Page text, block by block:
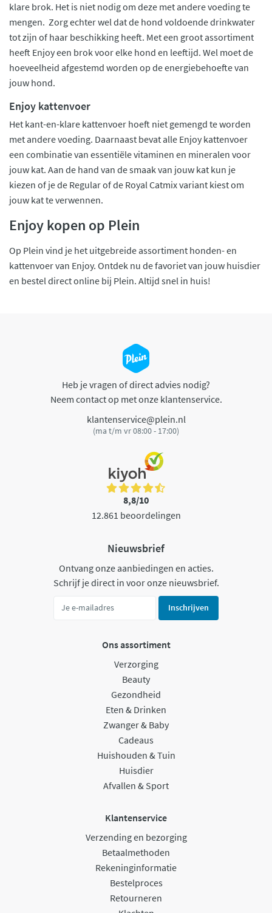
klare brok. Het is niet nodig om deze met andere voeding te
mengen. Zorg echter wel dat de hond voldoende drinkwater
tot zijn of haar beschikking heeft. Met een groot assortiment
heeft Enjoy een brok voor elke hond en leeftijd. Wel moet de
hoeveelheid afgestemd worden op de energiebehoefte van
jouw hond.
Enjoy kattenvoer
Het kant-en-klare kattenvoer hoeft niet gemengd te worden
met andere voeding. Daarnaast bevat alle Enjoy kattenvoer
een combinatie van essentiële vitaminen en mineralen voor
jouw kat. Aan de hand van de smaak van jouw kat kun je
kiezen of je de Regular of de Royal Catmix variant kiest om
jouw kat te verwennen.
Enjoy kopen op Plein
Op Plein vind je het uitgebreide assortiment honden- en
kattenvoer van Enjoy. Ontdek nu de favoriet van jouw huisdier
en bestel direct online bij Plein. Altijd snel in huis!
Heb je vragen of direct advies nodig?
Neem contact op met onze klantenservice.
klantenservice@plein.nl
(ma t/m vr 08:00 - 17:00)
8,8/10
12.861 beoordelingen
Nieuwsbrief
Ontvang onze aanbiedingen en acties.
Schrijf je direct in voor onze nieuwsbrief.
Inschrijven
Ons assortiment
Verzorging
Beauty
Gezondheid
Eten & Drinken
Zwanger & Baby
Cadeaus
Huishouden & Tuin
Huisdier
Afvallen & Sport
Klantenservice
Verzending en bezorging
Betaalmethoden
Rekeninginformatie
Bestelproces
Retourneren